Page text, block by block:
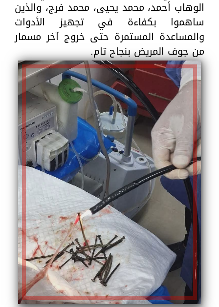
الوهاب أحمد، محمد يحيى، محمد فرج، والذين
ساهموا بكفاءة في تجهيز الأدوات
والمساعدة المستمرة حتى خروج آخر مسمار
من جوف المريض بنجاح تام.